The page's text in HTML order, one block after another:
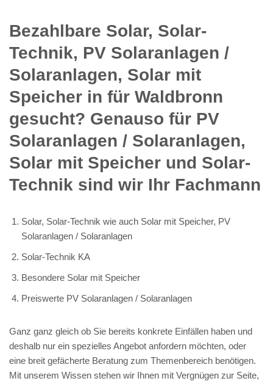
Bezahlbare Solar, Solar-
Technik, PV Solaranlagen /
Solaranlagen, Solar mit
Speicher in für Waldbronn
gesucht? Genauso für PV
Solaranlagen / Solaranlagen,
Solar mit Speicher und Solar-
Technik sind wir Ihr Fachmann
Solar, Solar-Technik wie auch Solar mit Speicher, PV
Solaranlagen / Solaranlagen
Solar-Technik KA
Besondere Solar mit Speicher
Preiswerte PV Solaranlagen / Solaranlagen
Ganz ganz gleich ob Sie bereits konkrete Einfällen haben und
deshalb nur ein spezielles Angebot anfordern möchten, oder
eine breit gefächerte Beratung zum Themenbereich benötigen.
Mit unserem Wissen stehen wir Ihnen mit Vergnügen zur Seite,